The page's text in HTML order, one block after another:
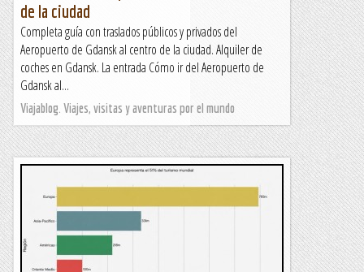
de la ciudad
Completa guía con traslados públicos y privados del
Aeropuerto de Gdansk al centro de la ciudad. Alquiler de
coches en Gdansk. La entrada Cómo ir del Aeropuerto de
Gdansk al...
Viajablog. Viajes, visitas y aventuras por el mundo